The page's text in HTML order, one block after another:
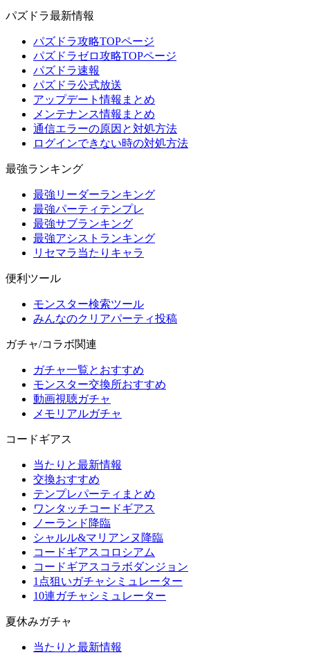
パズドラ最新情報
パズドラ攻略TOPページ
パズドラゼロ攻略TOPページ
パズドラ速報
パズドラ公式放送
アップデート情報まとめ
メンテナンス情報まとめ
通信エラーの原因と対処方法
ログインできない時の対処方法
最強ランキング
最強リーダーランキング
最強パーティテンプレ
最強サブランキング
最強アシストランキング
リセマラ当たりキャラ
便利ツール
モンスター検索ツール
みんなのクリアパーティ投稿
ガチャ/コラボ関連
ガチャ一覧とおすすめ
モンスター交換所おすすめ
動画視聴ガチャ
メモリアルガチャ
コードギアス
当たりと最新情報
交換おすすめ
テンプレパーティまとめ
ワンタッチコードギアス
ノーランド降臨
シャルル&マリアンヌ降臨
コードギアスコロシアム
コードギアスコラボダンジョン
1点狙いガチャシミュレーター
10連ガチャシミュレーター
夏休みガチャ
当たりと最新情報